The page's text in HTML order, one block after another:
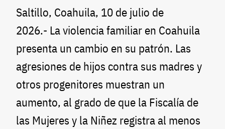
Saltillo, Coahuila, 10 de julio de
2026.- La violencia familiar en Coahuila
presenta un cambio en su patrón. Las
agresiones de hijos contra sus madres y
otros progenitores muestran un
aumento, al grado de que la Fiscalía de
las Mujeres y la Niñez registra al menos